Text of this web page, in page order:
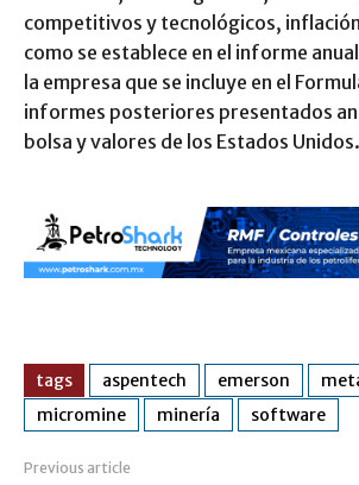
competitivos y tecnológicos,
como se establece en el informe
la empresa que se incluye en el
informes posteriores presentados
bolsa y valores de los Estados Unidos.
tags aspentech emerson
micromine
minería software
Previous article